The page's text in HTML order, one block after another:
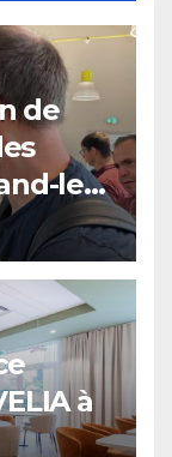
de
les-
à